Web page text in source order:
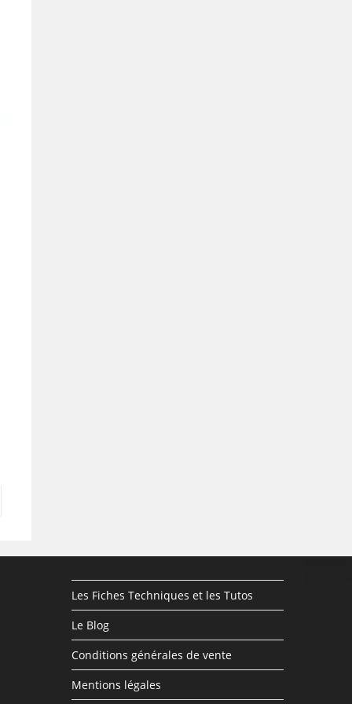
Les Fiches Techniques et les Tutos
Le Blog
Conditions générales de vente
Mentions légales